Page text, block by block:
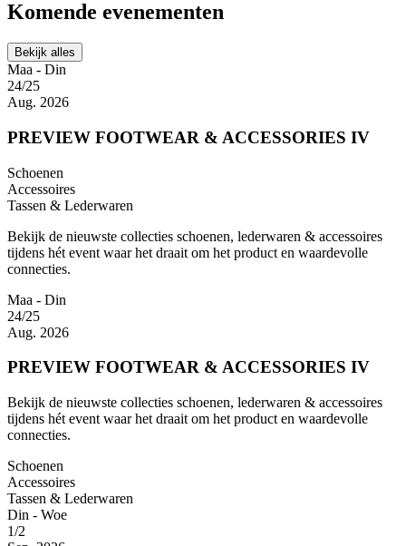
Komende evenementen
Bekijk alles
Maa - Din
24/25
Aug. 2026
PREVIEW FOOTWEAR & ACCESSORIES IV
Schoenen
Accessoires
Tassen & Lederwaren
Bekijk de nieuwste collecties schoenen, lederwaren & accessoires
tijdens hét event waar het draait om het product en waardevolle
connecties.
Maa - Din
24/25
Aug. 2026
PREVIEW FOOTWEAR & ACCESSORIES IV
Bekijk de nieuwste collecties schoenen, lederwaren & accessoires
tijdens hét event waar het draait om het product en waardevolle
connecties.
Schoenen
Accessoires
Tassen & Lederwaren
Din - Woe
1/2